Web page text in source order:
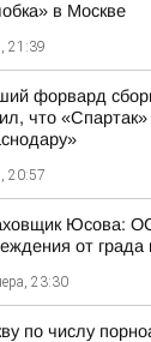
в Москве
21:39
форвард
что «Спартак»
20:57
Юсова:
от града
23:30
по числу